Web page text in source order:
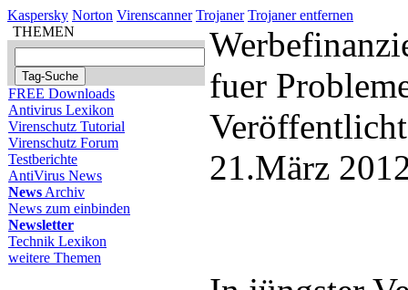
Kaspersky Norton Virenscanner Trojaner Trojaner entfernen
THEMEN
FREE Downloads
Antivirus Lexikon
Virenschutz Tutorial
Virenschutz Forum
Testberichte
AntiVirus News
News Archiv
News zum einbinden
Newsletter
Technik Lexikon
weitere Themen
fuer
21.März